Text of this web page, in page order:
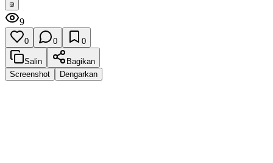
9
0 0 0
Salin
Bagikan
Screenshot
Dengarkan